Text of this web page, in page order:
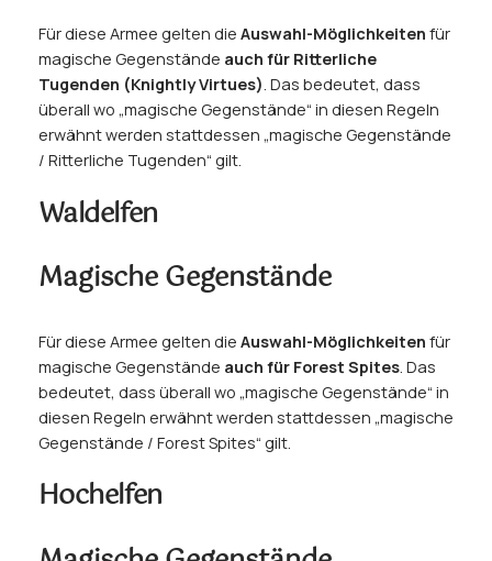
Für diese Armee gelten die Auswahl-Möglichkeiten für
magische Gegenstände auch für Ritterliche
Tugenden (Knightly Virtues). Das bedeutet, dass
überall wo „magische Gegenstände“ in diesen Regeln
erwähnt werden stattdessen „magische Gegenstände
/ Ritterliche Tugenden“ gilt.
Waldelfen
Magische Gegenstände
Für diese Armee gelten die Auswahl-Möglichkeiten für
magische Gegenstände auch für Forest Spites. Das
bedeutet, dass überall wo „magische Gegenstände“ in
diesen Regeln erwähnt werden stattdessen „magische
Gegenstände / Forest Spites“ gilt.
Hochelfen